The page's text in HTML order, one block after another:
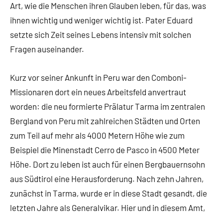
Art, wie die Menschen ihren Glauben leben, für das, was
ihnen wichtig und weniger wichtig ist. Pater Eduard
setzte sich Zeit seines Lebens intensiv mit solchen
Fragen auseinander.
Kurz vor seiner Ankunft in Peru war den Comboni-
Missionaren dort ein neues Arbeitsfeld anvertraut
worden: die neu formierte Prälatur Tarma im zentralen
Bergland von Peru mit zahlreichen Städten und Orten
zum Teil auf mehr als 4000 Metern Höhe wie zum
Beispiel die Minenstadt Cerro de Pasco in 4500 Meter
Höhe. Dort zu leben ist auch für einen Bergbauernsohn
aus Südtirol eine Herausforderung. Nach zehn Jahren,
zunächst in Tarma, wurde er in diese Stadt gesandt, die
letzten Jahre als Generalvikar. Hier und in diesem Amt,